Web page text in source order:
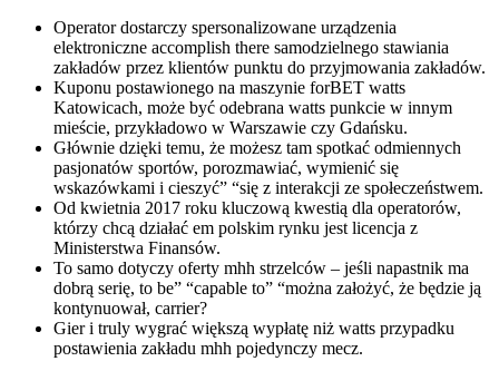
Operator dostarczy spersonalizowane urządzenia
elektroniczne accomplish there samodzielnego stawiania
zakładów przez klientów punktu do przyjmowania zakładów.
Kuponu postawionego na maszynie forBET watts
Katowicach, może być odebrana watts punkcie w innym
mieście, przykładowo w Warszawie czy Gdańsku.
Głównie dzięki temu, że możesz tam spotkać odmiennych
pasjonatów sportów, porozmawiać, wymienić się
wskazówkami i cieszyć” “się z interakcji ze społeczeństwem.
Od kwietnia 2017 roku kluczową kwestią dla operatorów,
którzy chcą działać em polskim rynku jest licencja z
Ministerstwa Finansów.
To samo dotyczy oferty mhh strzelców – jeśli napastnik ma
dobrą serię, to be” “capable to” “można założyć, że będzie ją
kontynuował, carrier?
Gier i truly wygrać większą wypłatę niż watts przypadku
postawienia zakładu mhh pojedynczy mecz.